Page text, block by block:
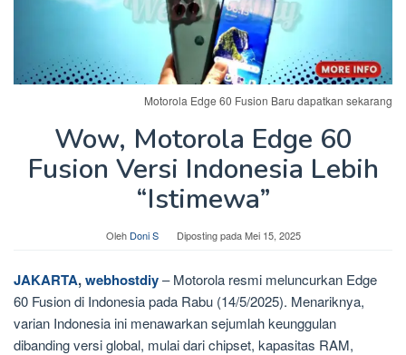
Motorola Edge 60 Fusion Baru dapatkan sekarang
Wow, Motorola Edge 60
Fusion Versi Indonesia Lebih
“Istimewa”
Oleh Doni S Diposting padaMei 15, 2025
JAKARTA,webhostdiy– Motorola resmi meluncurkan Edge
60 Fusion di Indonesia pada Rabu (14/5/2025). Menariknya,
varian Indonesia ini menawarkan sejumlah keunggulan
dibanding versi global, mulai dari chipset, kapasitas RAM,